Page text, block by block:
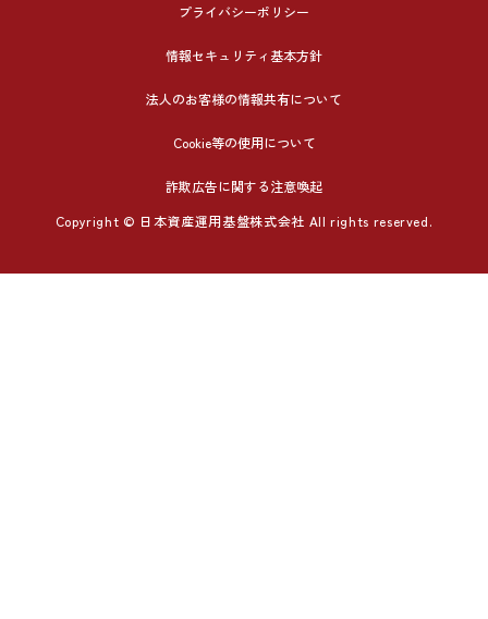
プライバシーポリシー
情報セキュリティ基本方針
法人のお客様の情報共有について
Cookie等の使用について
詐欺広告に関する注意喚起
Copyright © 日本資産運用基盤株式会社 All rights reserved.